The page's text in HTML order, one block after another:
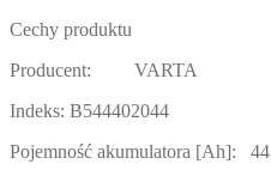
Cechy produktu
Producent: VARTA
Indeks: B544402044
Pojemność akumulatora [Ah]: 44